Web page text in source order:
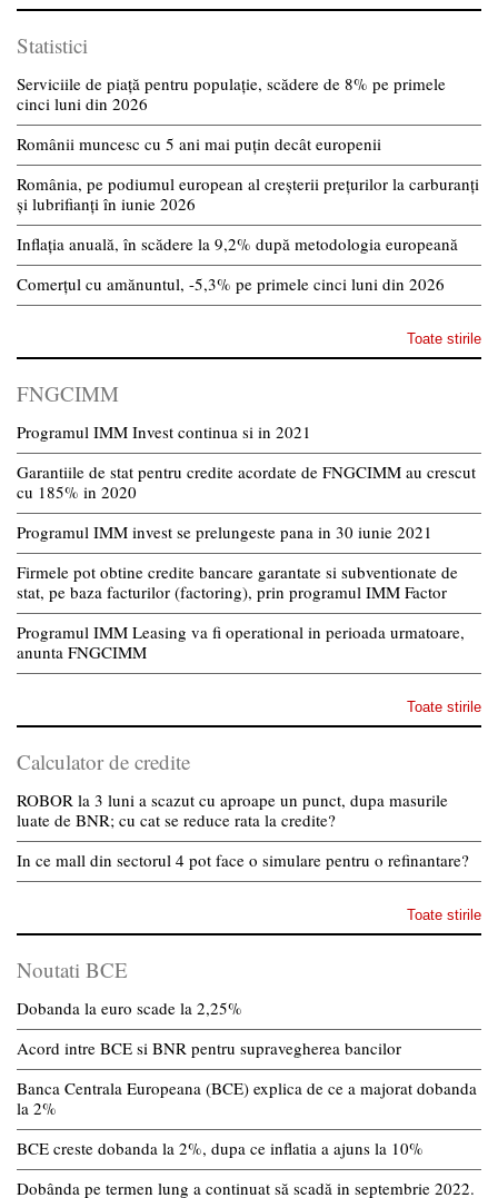
Statistici
Serviciile de piață pentru populație, scădere de 8% pe primele
cinci luni din 2026
Românii muncesc cu 5 ani mai puțin decât europenii
România, pe podiumul european al creșterii prețurilor la carburanți
și lubrifianți în iunie 2026
Inflația anuală, în scădere la 9,2% după metodologia europeană
Comerțul cu amănuntul, -5,3% pe primele cinci luni din 2026
Toate stirile
FNGCIMM
Programul IMM Invest continua si in 2021
Garantiile de stat pentru credite acordate de FNGCIMM au crescut
cu 185% in 2020
Programul IMM invest se prelungeste pana in 30 iunie 2021
Firmele pot obtine credite bancare garantate si subventionate de
stat, pe baza facturilor (factoring), prin programul IMM Factor
Programul IMM Leasing va fi operational in perioada urmatoare,
anunta FNGCIMM
Toate stirile
Calculator de credite
ROBOR la 3 luni a scazut cu aproape un punct, dupa masurile
luate de BNR; cu cat se reduce rata la credite?
In ce mall din sectorul 4 pot face o simulare pentru o refinantare?
Toate stirile
Noutati BCE
Dobanda la euro scade la 2,25%
Acord intre BCE si BNR pentru supravegherea bancilor
Banca Centrala Europeana (BCE) explica de ce a majorat dobanda
la 2%
BCE creste dobanda la 2%, dupa ce inflatia a ajuns la 10%
Dobânda pe termen lung a continuat să scadă in septembrie 2022.